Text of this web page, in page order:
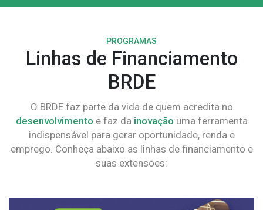
PROGRAMAS
Linhas de Financiamento
BRDE
O BRDE faz parte da vida de quem acredita no
desenvolvimento e faz da inovação uma ferramenta
indispensável para gerar oportunidade, renda e
emprego. Conheça abaixo as linhas de financiamento e
suas extensões: